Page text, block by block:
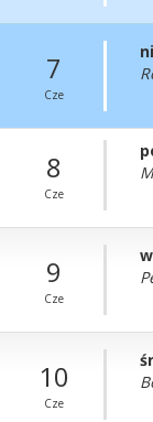
7
Cze
8
Cze
9
Cze
10
Cze